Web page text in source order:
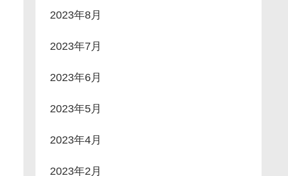
2023年8月
2023年7月
2023年6月
2023年5月
2023年4月
2023年2月